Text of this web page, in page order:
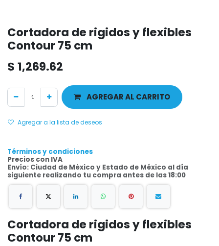
Cortadora de rigidos y flexibles
Contour 75 cm
$ 1,269.62
AGREGAR AL CARRITO
Agregar a la lista de deseos
Términos y condiciones
Precios con IVA
Envío: Ciudad de México y Estado de México al día
siguiente realizando tu compra antes de las 18:00
Cortadora de rigidos y flexibles
Contour 75 cm